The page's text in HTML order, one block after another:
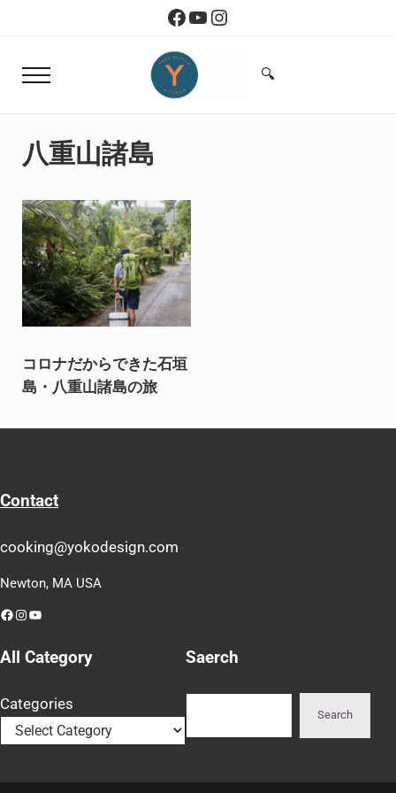
Skip to header right navigationFacebook
YouTube
Instagram
Menu
Yoko Design Kitchen
Search...
🔍
八重山諸島
コロナだからできた石垣
島・八重山諸島の旅
Contact
cooking@yokodesign.com
Newton, MA USA
Facebook
Instagram
YouTube
All Category
Categories
Saerch
Search